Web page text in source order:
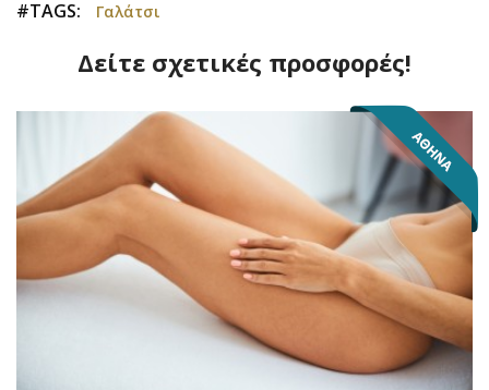
#TAGS: Γαλάτσι
Δείτε σχετικές προσφορές!